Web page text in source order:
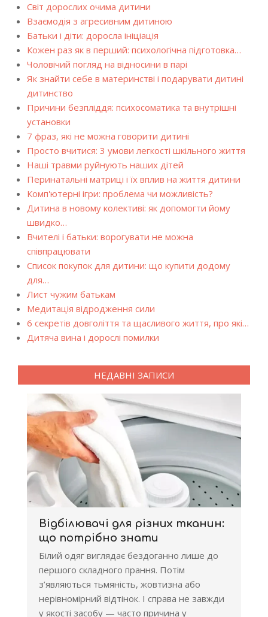
Світ дорослих очима дитини
Взаємодія з агресивним дитиною
Батьки і діти: доросла ініціація
Кожен раз як в перший: психологічна підготовка…
Чоловічий погляд на відносини в парі
Як знайти себе в материнстві і подарувати дитині
дитинство
Причини безпліддя: психосоматика та внутрішні
установки
7 фраз, які не можна говорити дитині
Просто вчитися: 3 умови легкості шкільного життя
Наші травми руйнують наших дітей
Перинатальні матриці і їх вплив на життя дитини
Комп'ютерні ігри: проблема чи можливість?
Дитина в новому колективі: як допомогти йому
швидко…
Вчителі і батьки: ворогувати не можна
співпрацювати
Список покупок для дитини: що купити додому
для…
Лист чужим батькам
Медитація відродження сили
6 секретів довголіття та щасливого життя, про які…
Дитяча вина і дорослі помилки
НЕДАВНІ ЗАПИСИ
Відбілювачі для різних тканин:
що потрібно знати
Білий одяг виглядає бездоганно лише до
першого складного прання. Потім
з’являються тьмяність, жовтизна або
нерівномірний відтінок. І справа не завжди
у якості засобу — часто причина у